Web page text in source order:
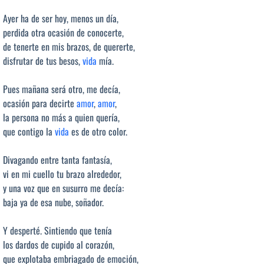
Ayer ha de ser hoy, menos un día,
perdida otra ocasión de conocerte,
de tenerte en mis brazos, de quererte,
disfrutar de tus besos,vida mía.
Pues mañana será otro, me decía,
ocasión para decirte amor,amor,
la persona no más a quien quería,
que contigo la vida es de otro color.
Divagando entre tanta fantasía,
vi en mi cuello tu brazo alrededor,
y una voz que en susurro me decía:
baja ya de esa nube, soñador.
Y desperté. Sintiendo que tenía
los dardos de cupido al corazón,
que explotaba embriagado de emoción,